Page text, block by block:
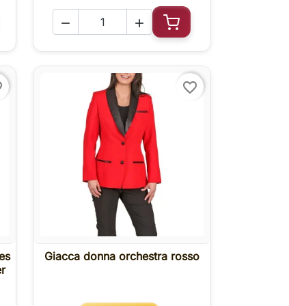
al carrello


Aggiungi al carrello
favorite_border
 Anteprima
Giacca donna orchestra rosso